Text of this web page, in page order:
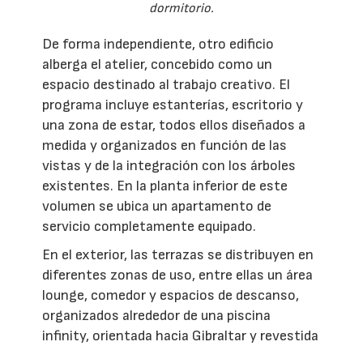
dormitorio.
De forma independiente, otro edificio
alberga el atelier, concebido como un
espacio destinado al trabajo creativo. El
programa incluye estanterías, escritorio y
una zona de estar, todos ellos diseñados a
medida y organizados en función de las
vistas y de la integración con los árboles
existentes. En la planta inferior de este
volumen se ubica un apartamento de
servicio completamente equipado.
En el exterior, las terrazas se distribuyen en
diferentes zonas de uso, entre ellas un área
lounge, comedor y espacios de descanso,
organizados alrededor de una piscina
infinity, orientada hacia Gibraltar y revestida